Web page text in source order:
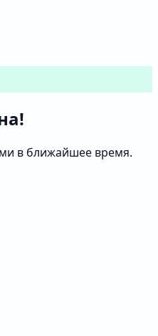
в ближайшее время.